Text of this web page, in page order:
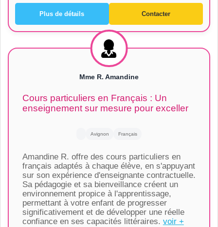
Plus de détails Contacter
Mme R. Amandine
Cours particuliers en Français : Un
enseignement sur mesure pour exceller
Avignon Français
Amandine R. offre des cours particuliers en
français adaptés à chaque élève, en s'appuyant
sur son expérience d'enseignante contractuelle.
Sa pédagogie et sa bienveillance créent un
environnement propice à l'apprentissage,
permettant à votre enfant de progresser
significativement et de développer une réelle
confiance en ses capacités littéraires. voir +